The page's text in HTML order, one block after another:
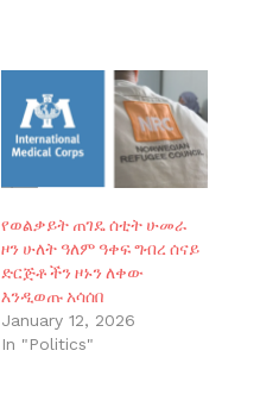
የወልቃይት ጠገዴ ሰቲት ሁመራ
ዞን ሁለት ዓለም ዓቀፍ ግብረ ሰናይ
ድርጅቶችን ዞኑን ለቀው
እንዲወጡ አሳሰበ
January 12, 2026
In "Politics"